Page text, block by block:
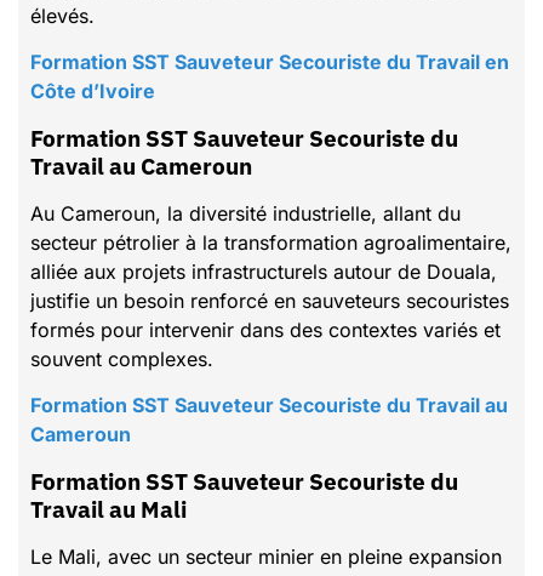
élevés.
Formation SST Sauveteur Secouriste du Travail en
Côte d’Ivoire
Formation SST Sauveteur Secouriste du
Travail au Cameroun
Au Cameroun, la diversité industrielle, allant du
secteur pétrolier à la transformation agroalimentaire,
alliée aux projets infrastructurels autour de Douala,
justifie un besoin renforcé en sauveteurs secouristes
formés pour intervenir dans des contextes variés et
souvent complexes.
Formation SST Sauveteur Secouriste du Travail au
Cameroun
Formation SST Sauveteur Secouriste du
Travail au Mali
Le Mali, avec un secteur minier en pleine expansion